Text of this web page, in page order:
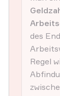
des
Regel